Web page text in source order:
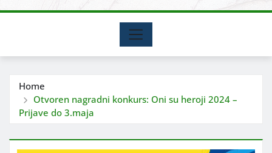
Home
Otvoren nagradni konkurs: Oni su heroji 2024 –
Prijave do 3.maja